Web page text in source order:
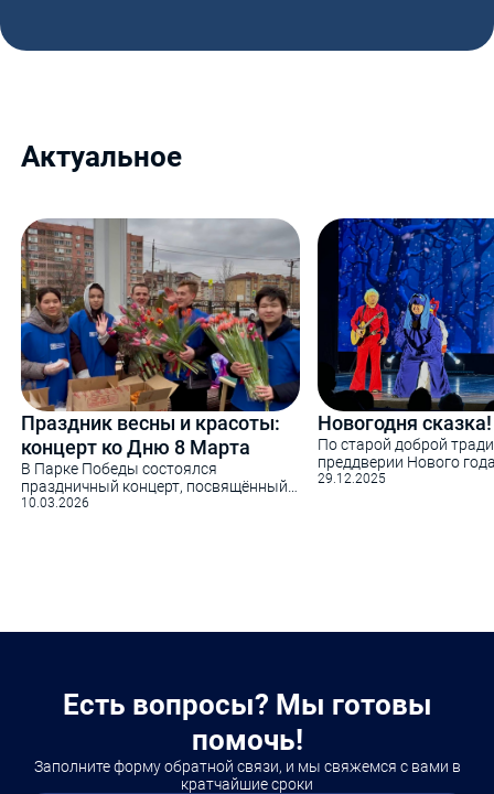
Актуальное
Праздник весны и красоты:
концерт ко Дню 8 Марта
В Парке Победы состоялся
праздничный концерт, посвящённый
Международному женскому дню
настроение и положительные эмоции.
10.03.2026
Новогодня сказка!
По старой доброй
преддверии Нового
«Информационно-
29.12.2025
Есть вопросы? Мы готовы
помочь!
Заполните форму обратной связи, и мы свяжемся с вами в
кратчайшие сроки